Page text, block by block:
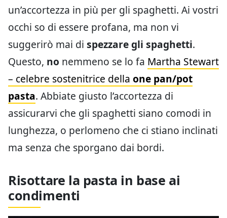
un’accortezza in più per gli spaghetti. Ai vostri
occhi so di essere profana, ma non vi
suggerirò mai di spezzare gli spaghetti.
Questo, no nemmeno se lo fa Martha Stewart
– celebre sostenitrice della one pan/pot
pasta. Abbiate giusto l’accortezza di
assicurarvi che gli spaghetti siano comodi in
lunghezza, o perlomeno che ci stiano inclinati
ma senza che sporgano dai bordi.
Risottare la pasta in base ai
condimenti